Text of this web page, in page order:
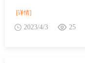
[详情]
2023/4/3 25